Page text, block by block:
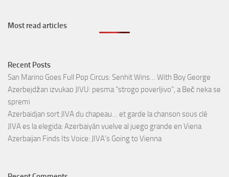
Most read articles
Recent Posts
San Marino Goes Full Pop Circus: Senhit Wins… With Boy George
Azerbejdžan izvukao JIVU: pesma “strogo poverljivo”, a Beč neka se
spremi
Azerbaïdjan sort JIVA du chapeau… et garde la chanson sous clé
JIVA es la elegida: Azerbaiyán vuelve al juego grande en Viena
Azerbaijan Finds Its Voice: JIVA’s Going to Vienna